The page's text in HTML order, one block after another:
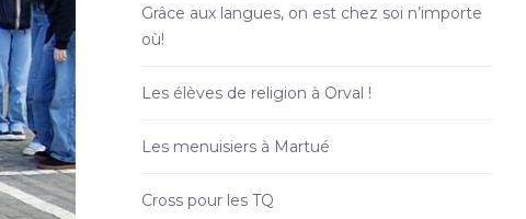
Grâce aux langues, on est chez soi n’importe
où!
Les élèves de religion à Orval !
Les menuisiers à Martué
Cross pour les TQ